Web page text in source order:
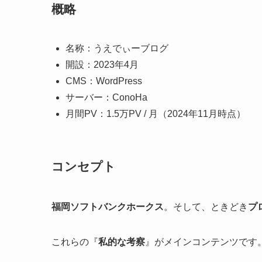
概略
名称：うえでぃーブログ
開設：2023年4月
CMS：WordPress
サーバー：ConoHa
月間PV：1.5万PV / 月（2024年11月時点）
コンセプト
福岡ソフトバンクホークス。そして、ときどき プ
これらの『私的な考察 』がメインコンテンツです。